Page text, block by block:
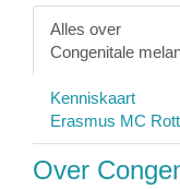
Alles over
Congenitale
Kenniskaart
Erasmus MC
Over